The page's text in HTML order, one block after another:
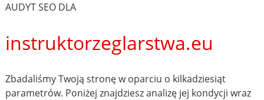
AUDYT SEO DLA
instruktorzeglarstwa.eu
Zbadaliśmy Twoją stronę w oparciu o kilkadziesiąt
parametrów. Poniżej znajdziesz analizę jej kondycji wraz